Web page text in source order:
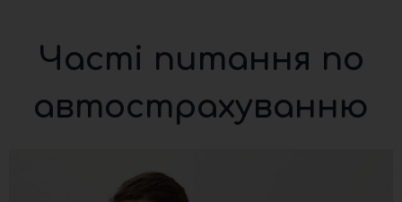
Часті питання по
автострахуванню